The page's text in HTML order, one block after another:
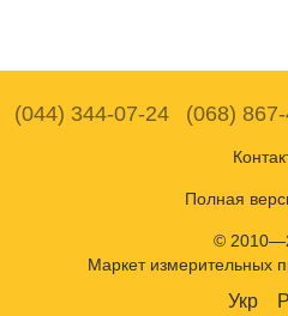
(044) 344-07-24 (068)
Полная
©
Маркет измерительных
Укр